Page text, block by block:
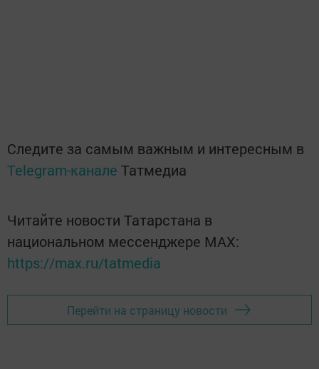
Следите за самым важным и интересным в
Telegram-канале Татмедиа
Читайте новости Татарстана в
национальном мессенджере MАХ:
https://max.ru/tatmedia
Перейти на страницу новости